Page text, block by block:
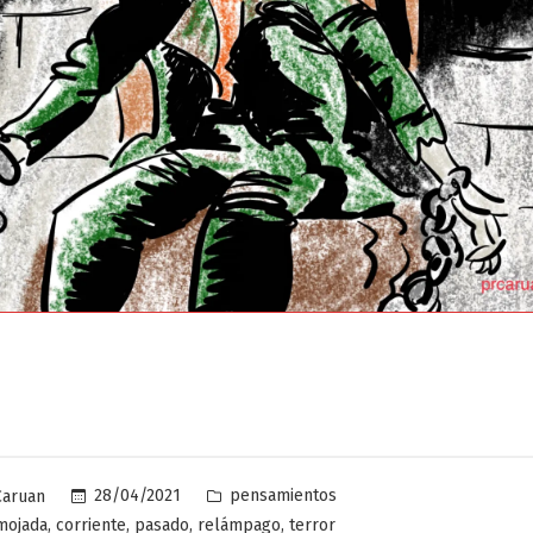
28/04/2021
Publicado
en
pensamientos
, corriente, pasado, relámpago, terror